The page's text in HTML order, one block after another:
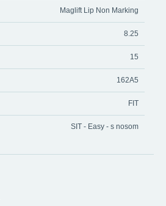
Maglift Lip Non Marking
8.25
15
162A5
FIT
SIT - Easy - s nosom